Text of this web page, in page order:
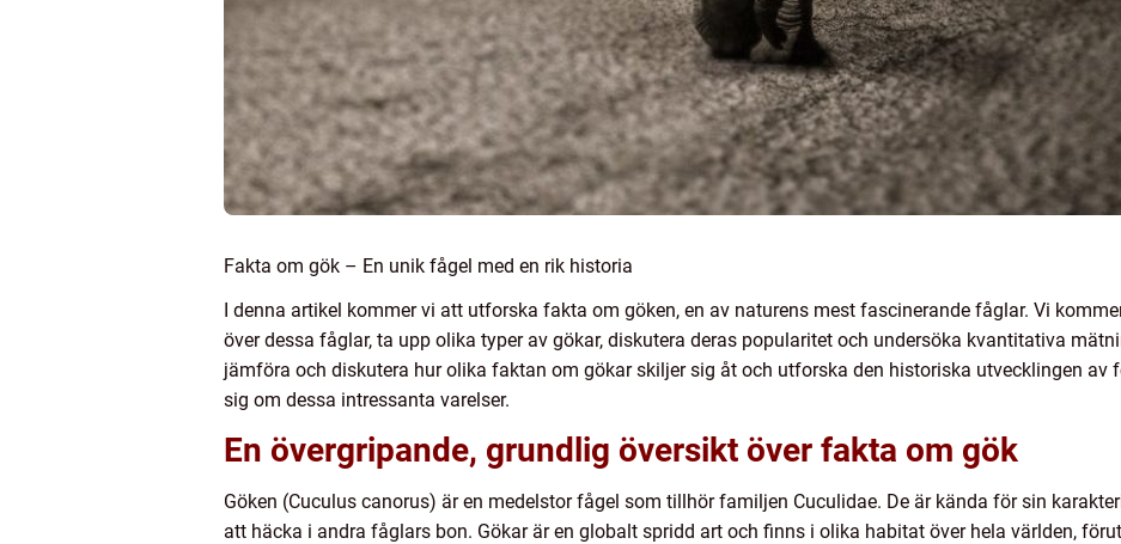
Fakta om gök – En unik fågel med en rik historia
I denna artikel kommer vi att utforska fakta om göken, en av naturens mest fascinerande fåglar. Vi
över dessa fåglar, ta upp olika typer av gökar, diskutera deras popularitet och undersöka kvantitativa
jämföra och diskutera hur olika faktan om gökar skiljer sig åt och utforska den historiska utvecklingen av
sig om dessa intressanta varelser.
En övergripande, grundlig översikt över fakta om gök
Göken (Cuculus canorus) är en medelstor fågel som tillhör familjen Cuculidae. De är kända för sin
att häcka i andra fåglars bon. Gökar är en globalt spridd art och finns i olika habitat över hela världen,